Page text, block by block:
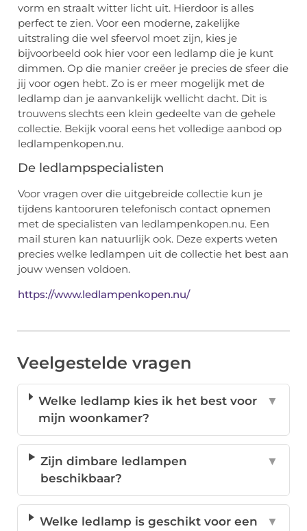
vorm en straalt witter licht uit. Hierdoor is alles
perfect te zien. Voor een moderne, zakelijke
uitstraling die wel sfeervol moet zijn, kies je
bijvoorbeeld ook hier voor een ledlamp die je kunt
dimmen. Op die manier creëer je precies de sfeer die
jij voor ogen hebt. Zo is er meer mogelijk met de
ledlamp dan je aanvankelijk wellicht dacht. Dit is
trouwens slechts een klein gedeelte van de gehele
collectie. Bekijk vooral eens het volledige aanbod op
ledlampenkopen.nu.
De ledlampspecialisten
Voor vragen over die uitgebreide collectie kun je
tijdens kantooruren telefonisch contact opnemen
met de specialisten van ledlampenkopen.nu. Een
mail sturen kan natuurlijk ook. Deze experts weten
precies welke ledlampen uit de collectie het best aan
jouw wensen voldoen.
https://www.ledlampenkopen.nu/
Veelgestelde vragen
Welke ledlamp kies ik het best voor
mijn woonkamer?
▼
Zijn dimbare ledlampen
beschikbaar?
▼
Welke ledlamp is geschikt voor een
▼